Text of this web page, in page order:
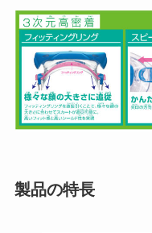
製品の特長